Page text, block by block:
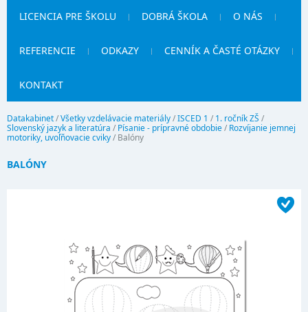
LICENCIA PRE ŠKOLU DOBRÁ ŠKOLA O NÁS
REFERENCIE ODKAZY CENNÍK A ČASTÉ OTÁZKY
KONTAKT
Datakabinet/Všetky vzdelávacie materiály/ISCED 1 / 1. ročník ZŠ /
Slovenský jazyk a literatúra / Písanie - prípravné obdobie/ Rozvíjanie jemnej
motoriky, uvoľňovacie cviky/ Balóny
BALÓNY